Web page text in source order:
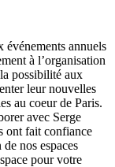
événements annuels
à l’organisation
possibilité aux
leur nouvelles
au coeur de Paris.
avec Serge
ont fait confiance
nos espaces
pour votre